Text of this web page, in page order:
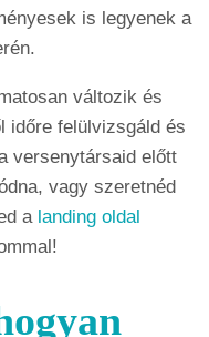
is legyenek a
változik és
időre felülvizsgáld és
versenytársaid előtt
vagy szeretnéd
a landing oldal